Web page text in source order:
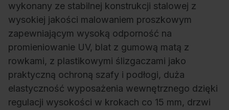
wykonany ze stabilnej konstrukcji stalowej z
wysokiej jakości malowaniem proszkowym
zapewniającym wysoką odporność na
promieniowanie UV, blat z gumową matą z
rowkami, z plastikowymi ślizgaczami jako
praktyczną ochroną szafy i podłogi, duża
elastyczność wyposażenia wewnętrznego dzięki
regulacji wysokości w krokach co 15 mm, drzwi